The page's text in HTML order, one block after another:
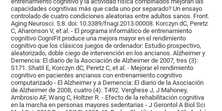
capacidades cognitivas más que cada uno por separado? Un ensayo
controlado de cuatro condiciones aleatorias entre adultos sanos. Front.
Aging Neurosci. 5:8. doi: 10.3389/fnagi.2013.00008. Korczyn dC, Peretz
C, Aharonson V, et al. - El programa informático de entrenamiento
cognitivo CogniFit produce una mejora mayor en el rendimiento
cognitivo que los clásicos juegos de ordenador: Estudio prospectivo,
aleatorizado, doble ciego de intervención en los ancianos. Alzheimer y
Demencia: El diario de la Asociación de Alzheimer de 2007, tres (3):
S171. Shatil E, Korczyn dC, Peretz C, et al. - Mejorar el rendimiento
cognitivo en pacientes ancianos con entrenamiento cognitivo
computarizado - El Alzheimer y a Demencia: El diario de la Asociación
de Alzheimer de 2008, cuatro (4): T492. Verghese J, J Mahoney,
Ambrosio AF, Wang C, Holtzer R. - Efecto de la rehabilitación cognitiva
en la marcha en personas mayores sedentarias - J Gerontol A Biol Sci